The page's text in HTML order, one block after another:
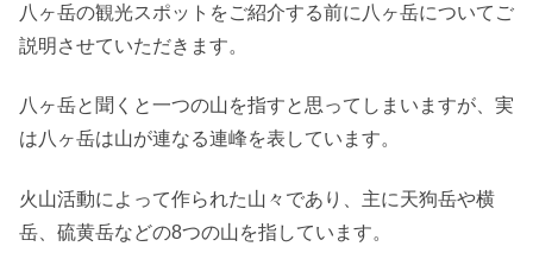
八ヶ岳の観光スポットをご紹介する前に八ヶ岳についてご
説明させていただきます。
八ヶ岳と聞くと一つの山を指すと思ってしまいますが、実
は八ヶ岳は山が連なる連峰を表しています。
火山活動によって作られた山々であり、主に天狗岳や横
岳、硫黄岳などの8つの山を指しています。